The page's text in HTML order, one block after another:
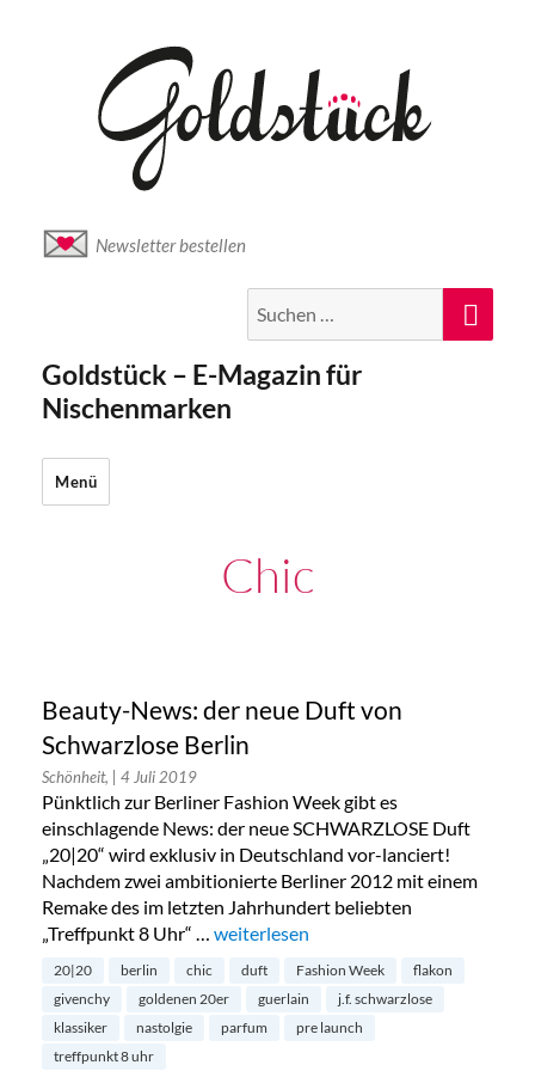
Newsletter bestellen
nach:
Goldstück – E-Magazin für
Nischenmarken
Menü
Chic
Beauty-News: der neue Duft von
Schwarzlose Berlin
Schönheit, | 4 Juli 2019
Pünktlich zur Berliner Fashion Week gibt es
einschlagende News: der neue SCHWARZLOSE Duft
„20|20“ wird exklusiv in Deutschland vor-lanciert!
Nachdem zwei ambitionierte Berliner 2012 mit einem
Remake des im letzten Jahrhundert beliebten
„Treffpunkt 8 Uhr“ … „Beauty-News: der neue Duft von
weiterlesen
20|20 berlin chic duft Fashion Week
flakon
givenchy
goldenen 20er guerlain
j.f. schwarzlose
klassiker
nastolgie parfum
pre launch
treffpunkt 8 uhr